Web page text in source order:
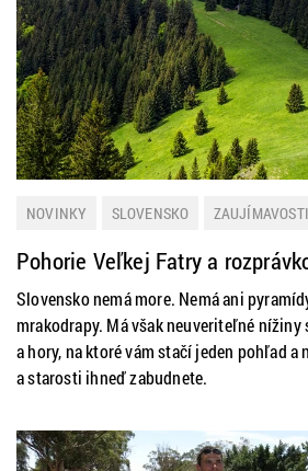
NOVINKY SLOVENSKO ZAUJÍMAVOSTI
Pohorie Veľkej Fatry a
Slovensko nemá more. Nemá ani
mrakodrapy. Má však neuveriteľné nížiny
a hory, na ktoré vám stačí jeden pohľad a
a starosti ihneď zabudnete.